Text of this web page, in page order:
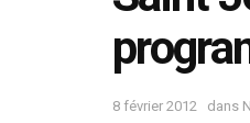
8 février 2012 dans